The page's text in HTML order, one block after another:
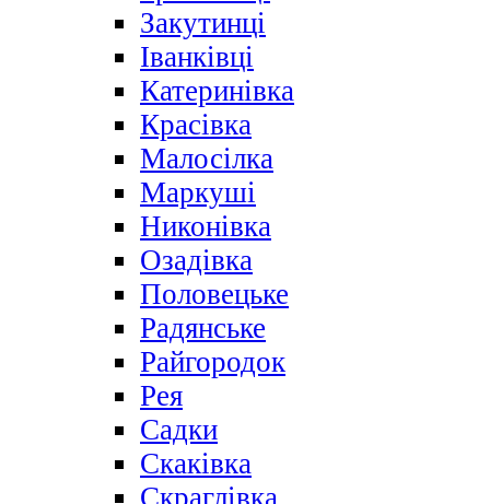
Закутинці
Іванківці
Катеринівка
Красівка
Малосілка
Маркуші
Никонівка
Озадівка
Половецьке
Радянське
Райгородок
Рея
Садки
Скаківка